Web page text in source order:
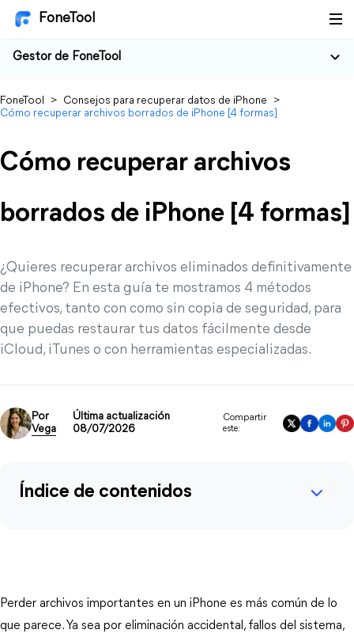
FoneTool
Gestor de FoneTool
FoneTool > Consejos para recuperar datos de iPhone
>
Cómo recuperar archivos borrados de iPhone [4 formas]
Cómo recuperar archivos
borrados de iPhone [4 formas]
¿Quieres recuperar archivos eliminados definitivamente
de iPhone? En esta guía te mostramos 4 métodos
efectivos, tanto con como sin copia de seguridad, para
que puedas restaurar tus datos fácilmente desde
iCloud, iTunes o con herramientas especializadas.
Por
Vega
Última actualización
08/07/2026
Compartir
este:
Índice de contenidos
Perder archivos importantes en un iPhone es más común de lo
que parece. Ya sea por eliminación accidental, fallos del sistema,